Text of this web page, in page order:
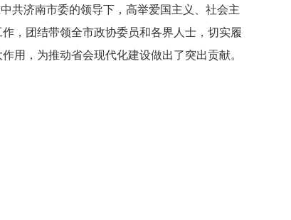
共济南市委的领导下，高举爱国主义、社会主
，团结带领全市政协委员和各界人士，切实履
用，为推动省会现代化建设做出了突出贡献。